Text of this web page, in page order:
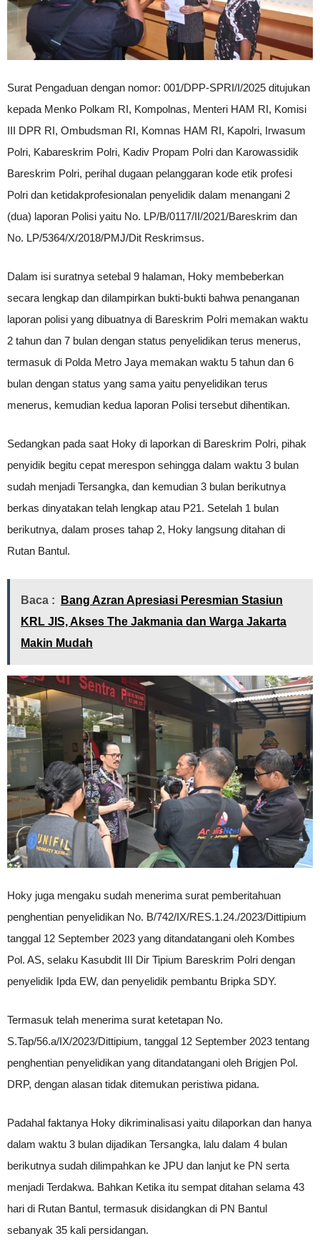
Surat Pengaduan dengan nomor: 001/DPP-SPRI/I/2025 ditujukan
kepada Menko Polkam RI, Kompolnas, Menteri HAM RI, Komisi
III DPR RI, Ombudsman RI, Komnas HAM RI, Kapolri, Irwasum
Polri, Kabareskrim Polri, Kadiv Propam Polri dan Karowassidik
Bareskrim Polri, perihal dugaan pelanggaran kode etik profesi
Polri dan ketidakprofesionalan penyelidik dalam menangani 2
(dua) laporan Polisi yaitu No. LP/B/0117/II/2021/Bareskrim dan
No. LP/5364/X/2018/PMJ/Dit Reskrimsus.
Dalam isi suratnya setebal 9 halaman, Hoky membeberkan
secara lengkap dan dilampirkan bukti-bukti bahwa penanganan
laporan polisi yang dibuatnya di Bareskrim Polri memakan waktu
2 tahun dan 7 bulan dengan status penyelidikan terus menerus,
termasuk di Polda Metro Jaya memakan waktu 5 tahun dan 6
bulan dengan status yang sama yaitu penyelidikan terus
menerus, kemudian kedua laporan Polisi tersebut dihentikan.
Sedangkan pada saat Hoky di laporkan di Bareskrim Polri, pihak
penyidik begitu cepat merespon sehingga dalam waktu 3 bulan
sudah menjadi Tersangka, dan kemudian 3 bulan berikutnya
berkas dinyatakan telah lengkap atau P21. Setelah 1 bulan
berikutnya, dalam proses tahap 2, Hoky langsung ditahan di
Rutan Bantul.
Baca :
Bang Azran Apresiasi Peresmian Stasiun
KRL JIS, Akses The Jakmania dan Warga Jakarta
Makin Mudah
Hoky juga mengaku sudah menerima surat pemberitahuan
penghentian penyelidikan No. B/742/IX/RES.1.24./2023/Dittipium
tanggal 12 September 2023 yang ditandatangani oleh Kombes
Pol. AS, selaku Kasubdit III Dir Tipium Bareskrim Polri dengan
penyelidik Ipda EW, dan penyelidik pembantu Bripka SDY.
Termasuk telah menerima surat ketetapan No.
S.Tap/56.a/IX/2023/Dittipium, tanggal 12 September 2023 tentang
penghentian penyelidikan yang ditandatangani oleh Brigjen Pol.
DRP, dengan alasan tidak ditemukan peristiwa pidana.
Padahal faktanya Hoky dikriminalisasi yaitu dilaporkan dan hanya
dalam waktu 3 bulan dijadikan Tersangka, lalu dalam 4 bulan
berikutnya sudah dilimpahkan ke JPU dan lanjut ke PN serta
menjadi Terdakwa. Bahkan Ketika itu sempat ditahan selama 43
hari di Rutan Bantul, termasuk disidangkan di PN Bantul
sebanyak 35 kali persidangan.